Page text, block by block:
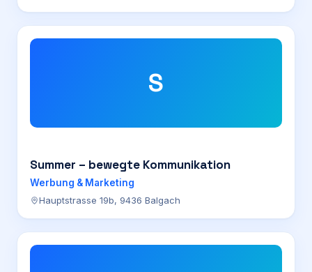
S
Summer – bewegte Kommunikation
Werbung & Marketing
Hauptstrasse 19b, 9436 Balgach